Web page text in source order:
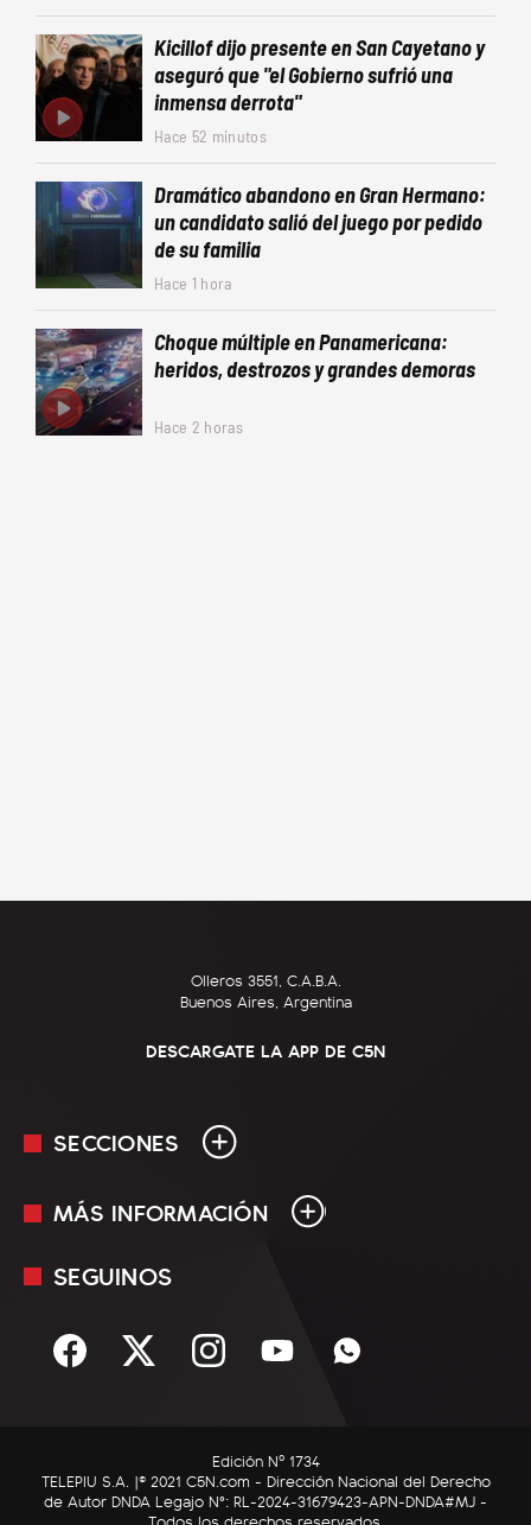
Kicillof dijo presente en San Cayetano y
aseguró que "el Gobierno sufrió una
inmensa derrota"
Hace 52 minutos
Dramático abandono en Gran Hermano:
un candidato salió del juego por pedido
de su familia
Hace 1 hora
Choque múltiple en Panamericana:
heridos, destrozos y grandes demoras
Hace 2 horas
Olleros 3551, C.A.B.A.
Buenos Aires, Argentina
DESCARGATE LA APP DE C5N
SECCIONES
En Vivo
Sociedad
C5N Autos
RatingCero
MÁS INFORMACIÓN
Mediakit
Términos y condiciones
SEGUINOS
Edición Nº 1734
TELEPIU S.A. |© 2021 C5N.com - Dirección Nacional del Derecho
de Autor DNDA Legajo N°: RL-2024-31679423-APN-DNDA#MJ -